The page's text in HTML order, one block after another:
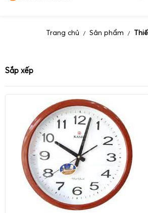
Trang chủ / Sản phẩm /
Sắp xếp